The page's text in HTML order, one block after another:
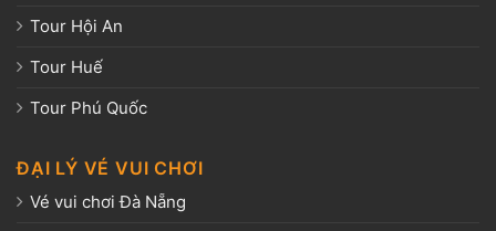
Tour Hội An
Tour Huế
Tour Phú Quốc
ĐẠI LÝ VÉ VUI CHƠI
Vé vui chơi Đà Nẵng